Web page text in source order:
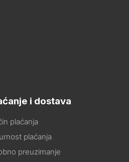
i dostava
plaćanja
plaćanja
preuzimanje